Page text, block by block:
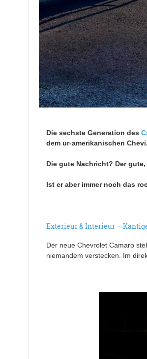
Die sechste Generation des
dem ur-amerikanischen Chevi.
Die gute Nachricht? Der
Ist er aber immer noch das
Exterieur & Interieur –
Der neue Chevrolet Camaro
niemandem verstecken. Im